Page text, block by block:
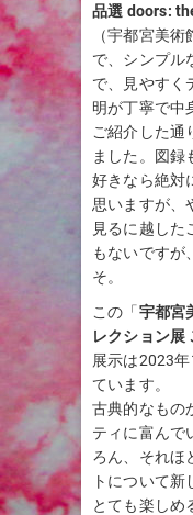
品選 doors:
（宇都宮美
で、シンプル
で、見やすく
明が丁寧で中
ご紹介した通
ました。図録
好きなら絶対
思いますが、
見るに越した
もないですが
そ。
この「宇都宮
レクション展
展示は2023
ています。
古典的なもの
ティに富んで
ろん、それほ
トについて新
とても楽しめ